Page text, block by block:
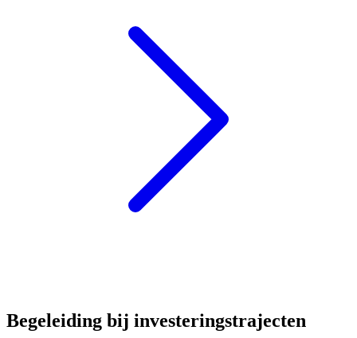
Begeleiding bij investeringstrajecten